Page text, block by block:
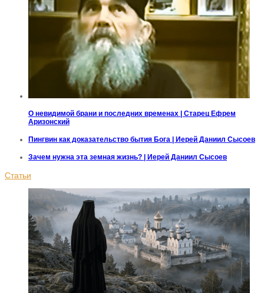
О невидимой брани и последних временах | Старец Ефрем
Аризонский
Пингвин как доказательство бытия Бога | Иерей Даниил Сысоев
Зачем нужна эта земная жизнь? | Иерей Даниил Сысоев
Статьи